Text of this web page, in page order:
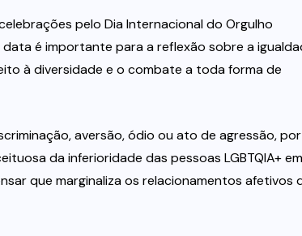
pelo Dia Internacional do Orgulho
data é importante para a reflexão sobre a
à diversidade e o combate a toda forma de
aversão, ódio ou ato de agressão, por
da inferioridade das pessoas LGBTQIA+ em
que marginaliza os relacionamentos afetivos